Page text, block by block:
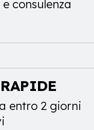
consulenza
entro 2 giorni